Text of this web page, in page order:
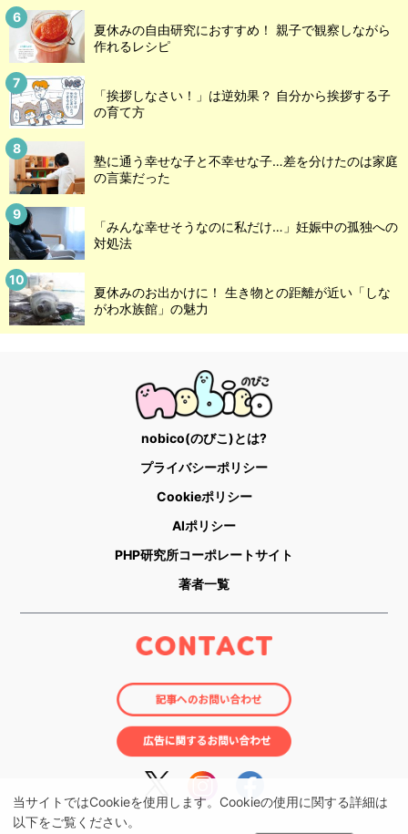
当サイトではCookieを使用します。Cookieの使用に関する詳細は
以下をご覧ください。
夏休みの自由研究におすすめ！ 親子で観察しながら
作れるレシピ
「挨拶しなさい！」は逆効果？ 自分から挨拶する子
の育て方
塾に通う幸せな子と不幸せな子…差を分けたのは家庭
の言葉だった
「みんな幸せそうなのに私だけ…」妊娠中の孤独への
対処法
夏休みのお出かけに！ 生き物との距離が近い「しな
がわ水族館」の魅力
nobico(のびこ)とは?
プライバシーポリシー
Cookieポリシー
AIポリシー
PHP研究所コーポレートサイト
著者一覧